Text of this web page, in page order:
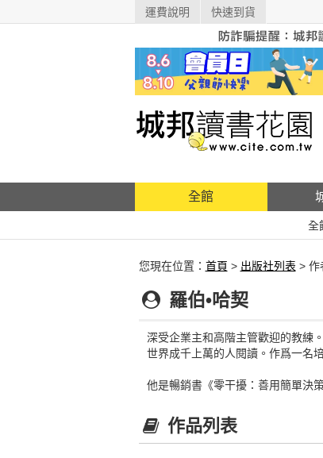
運費說明 快速到貨
全館
全
您現在位置： 首頁 > 出版社列表 > 作
羅伯•哈契
深受企業主和高階主管歡迎的教練
世界成千上萬的人閱讀。作爲一名
他是暢銷書《零干擾：善用簡單決
作品列表